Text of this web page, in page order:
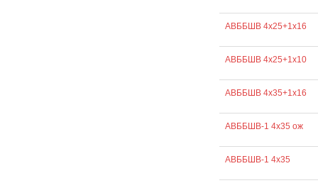
АВББШВ 4х25+1х16
АВББШВ 4х25+1х10
АВББШВ 4х35+1х16
АВББШВ-1 4х35 ож
АВББШВ-1 4х35